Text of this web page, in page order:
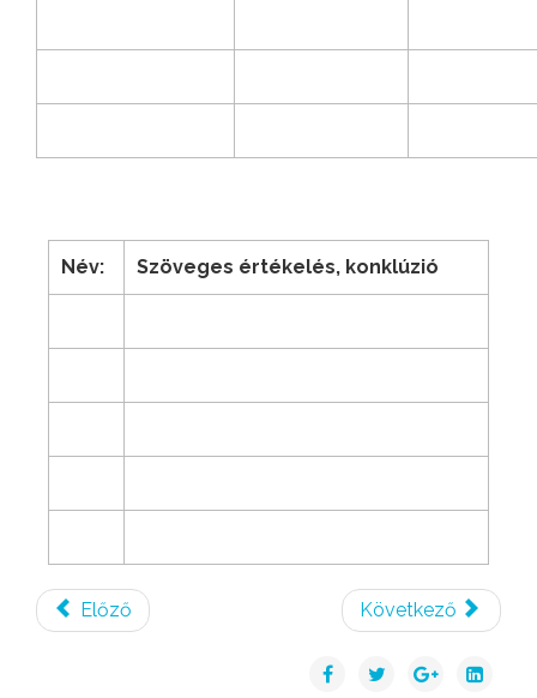
Név: Szöveges értékelés, konklúzió
Előző Következő